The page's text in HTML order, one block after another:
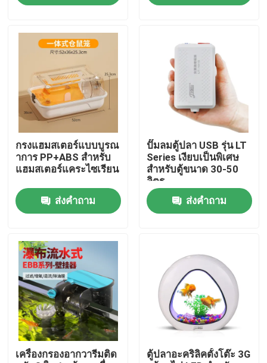
ผลิตภัณฑ์
เกี่ยวกับเรา
ทัวร์โรงงาน
ควบคุมคุณภาพ
ติดต่อเรา
ข่าว
เครื่องพิมพ์สํานักงาน
ชิ้นส่วนอิเล็กทรอนิกส์
องค์ประกอบการขนส่งสกรูลูกกลม
กรงแฮมสเตอร์แบบบูรณ
าการ PP+ABS สำหรับ
แฮมสเตอร์แคระไซเรียน
ส่งคำถาม
ปั๊มลมตู้ปลา USB รุ่น LT
Series เงียบเป็นพิเศษ
สำหรับตู้ขนาด 30-50
ลิตร
ส่งคำถาม
เครื่องกรองอากวารีมติด
ตู้ปลาอะคริลิคตั้งโต๊ะ 3G